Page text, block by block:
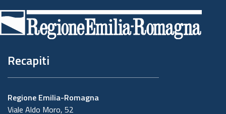
di
pagina
Recapiti
Regione Emilia-Romagna
Viale Aldo Moro, 52